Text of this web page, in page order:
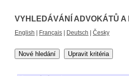
VYHLEDÁVÁNÍ ADVOKÁTŮ A
English Français Deutsch Česky
Nové hledání Upravit kritéria